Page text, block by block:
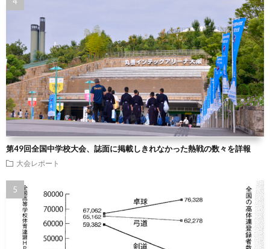
第49回全国中学校大会、誌面に掲載しきれなかった熱戦の数々を詳報
大会レポート